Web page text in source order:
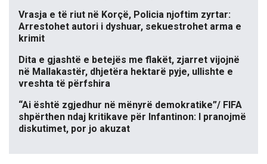
Vrasja e të riut në Korçë, Policia njoftim zyrtar:
Arrestohet autori i dyshuar, sekuestrohet arma e
krimit
Dita e gjashtë e betejës me flakët, zjarret vijojnë
në Mallakastër, dhjetëra hektarë pyje, ullishte e
vreshta të përfshira
“Ai është zgjedhur në mënyrë demokratike”/ FIFA
shpërthen ndaj kritikave për Infantinon: I pranojmë
diskutimet, por jo akuzat